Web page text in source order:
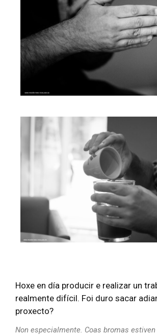
Hoxe en día producir e realizar un
realmente difícil. Foi duro sacar
proxecto?
Non especialmente. Coas bromas